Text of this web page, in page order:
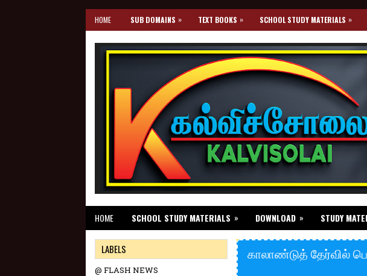
HOME SUB DOMAINS » TEXT BOOKS » SCHOOL STUDY MATERIALS »
HOME SCHOOL STUDY MATERIALS » DOWNLOAD » STUDY
காலாண்டுத் தேர்வில்
LABELS
@ FLASH NEWS